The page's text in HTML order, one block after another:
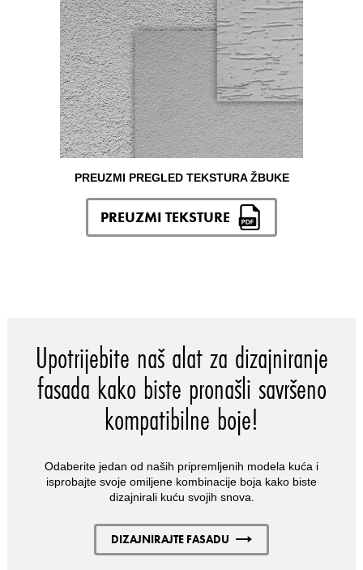
PREUZMI PREGLED TEKSTURA ŽBUKE
PREUZMI TEKSTURE
Upotrijebite naš alat za dizajniranje
fasada kako biste pronašli savršeno
kompatibilne boje!
Odaberite jedan od naših pripremljenih modela kuća i
isprobajte svoje omiljene kombinacije boja kako biste
dizajnirali kuću svojih snova.
DIZAJNIRAJTE FASADU